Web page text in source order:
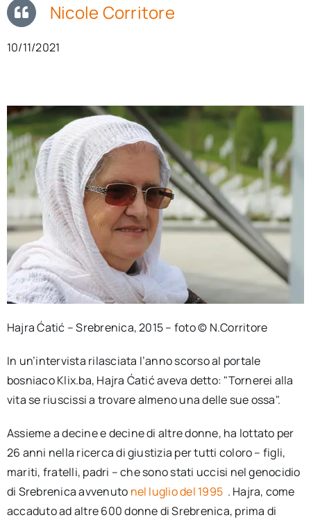
Nicole Corritore
10/11/2021
Hajra Ćatić – Srebrenica, 2015 – foto © N.Corritore
In un’intervista rilasciata l’anno scorso al portale
bosniaco Klix.ba, Hajra Ćatić aveva detto: "Tornerei alla
vita se riuscissi a trovare almeno una delle sue ossa".
Assieme a decine e decine di altre donne, ha lottato per
26 anni nella ricerca di giustizia per tutti coloro – figli,
mariti, fratelli, padri – che sono stati uccisi nel genocidio
di Srebrenica avvenuto nel luglio del 1995 . Hajra, come
accaduto ad altre 600 donne di Srebrenica, prima di